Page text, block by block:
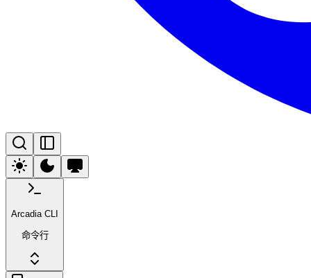
Arcadia CLI
命令行